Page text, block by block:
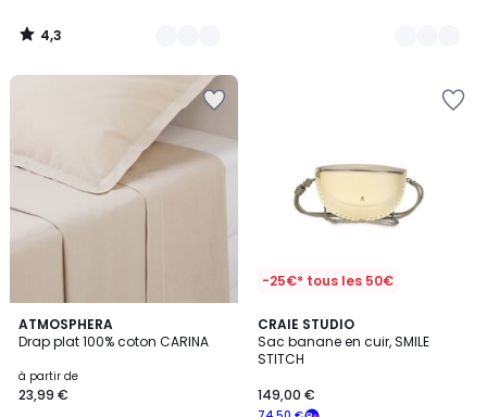
4,3
/
ATMOSPHERA
Drap plat 100% coton CARINA
à partir de
23,99 €
9
Couleurs
-25€* tous les 50€
CRAIE STUDIO
Sac banane en cuir, SMILE
STITCH
149,00 €